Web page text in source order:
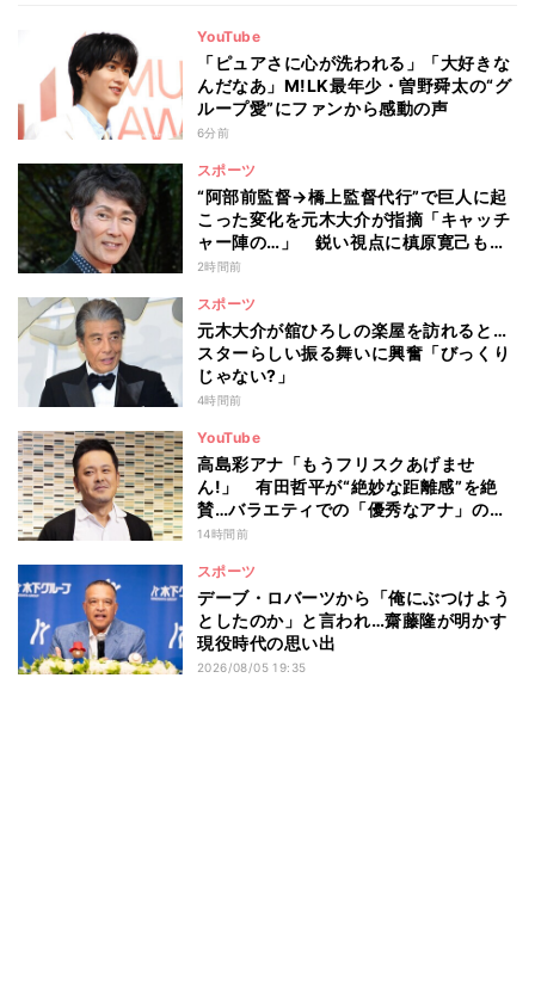
YouTube
「ピュアさに心が洗われる」「大好きな
んだなあ」M!LK最年少・曽野舜太の“グ
ループ愛”にファンから感動の声
6分前
スポーツ
“阿部前監督→橋上監督代行”で巨人に起
こった変化を元木大介が指摘「キャッチ
ャー陣の…」 鋭い視点に槙原寛己も感
心「やっぱりクセ者だな」
2時間前
スポーツ
元木大介が舘ひろしの楽屋を訪れると…
スターらしい振る舞いに興奮「びっくり
じゃない?」
4時間前
YouTube
高島彩アナ「もうフリスクあげませ
ん!」 有田哲平が“絶妙な距離感”を絶
賛…バラエティでの「優秀なアナ」の条
件とは
14時間前
スポーツ
デーブ・ロバーツから「俺にぶつけよう
としたのか」と言われ…齋藤隆が明かす
現役時代の思い出
2026/08/05 19:35